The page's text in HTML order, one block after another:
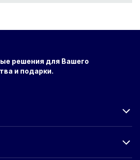
решения для Вашего
и подарки.